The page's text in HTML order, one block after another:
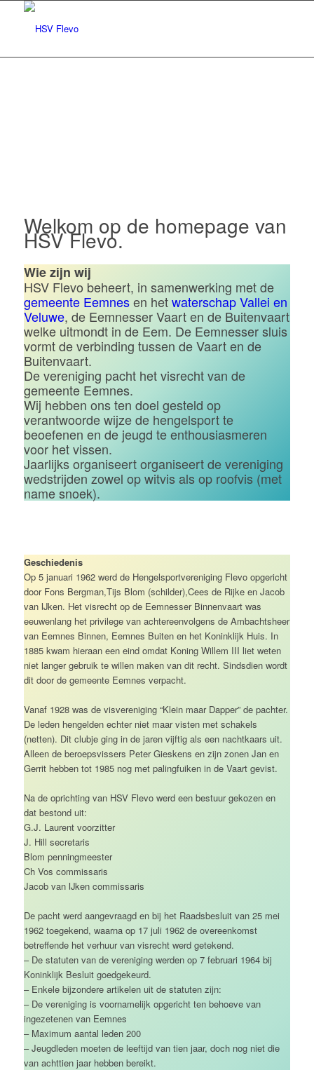
Welkom op de homepage van
HSV Flevo.
Wie zijn wij
HSV Flevo beheert, in samenwerking met de
gemeente Eemnesen hetwaterschap Vallei en
Veluwe, de Eemnesser Vaart en de Buitenvaart
welke uitmondt in de Eem. De Eemnesser sluis
vormt de verbinding tussen de Vaart en de
Buitenvaart.
De vereniging pacht het visrecht van de
gemeente Eemnes.
Wij hebben ons ten doel gesteld op
verantwoorde wijze de hengelsport te
beoefenen en de jeugd te enthousiasmeren
voor het vissen.
Jaarlijks organiseert organiseert de vereniging
wedstrijden zowel op witvis als op roofvis (met
name snoek).
Geschiedenis
Op 5 januari 1962 werd de Hengelsportvereniging Flevo opgericht
door Fons Bergman,Tijs Blom (schilder),Cees de Rijke en Jacob
van IJken. Het visrecht op de Eemnesser Binnenvaart was
eeuwenlang het privilege van achtereenvolgens de Ambachtsheer
van Eemnes Binnen, Eemnes Buiten en het Koninklijk Huis. In
1885 kwam hieraan een eind omdat Koning Willem III liet weten
niet langer gebruik te willen maken van dit recht. Sindsdien wordt
dit door de gemeente Eemnes verpacht.
Vanaf 1928 was de visvereniging “Klein maar Dapper” de pachter.
De leden hengelden echter niet maar visten met schakels
(netten). Dit clubje ging in de jaren vijftig als een nachtkaars uit.
Alleen de beroepsvissers Peter Gieskens en zijn zonen Jan en
Gerrit hebben tot 1985 nog met palingfuiken in de Vaart gevist.
Na de oprichting van HSV Flevo werd een bestuur gekozen en
dat bestond uit:
G.J. Laurent voorzitter
J. Hill secretaris
Blom penningmeester
Ch Vos commissaris
Jacob van IJken commissaris
De pacht werd aangevraagd en bij het Raadsbesluit van 25 mei
1962 toegekend, waarna op 17 juli 1962 de overeenkomst
betreffende het verhuur van visrecht werd getekend.
– De statuten van de vereniging werden op 7 februari 1964 bij
Koninklijk Besluit goedgekeurd.
– Enkele bijzondere artikelen uit de statuten zijn:
– De vereniging is voornamelijk opgericht ten behoeve van
ingezetenen van Eemnes
– Maximum aantal leden 200
– Jeugdleden moeten de leeftijd van tien jaar, doch nog niet die
van achttien jaar hebben bereikt.